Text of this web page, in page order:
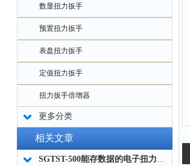
数显扭力扳手
预置扭力扳手
表盘扭力扳手
定值扭力扳手
扭力扳手倍增器
更多分类
相关文章
SGTST-500能存数据的电子扭力扳手 带工作记录的智能扭力扳手厂家